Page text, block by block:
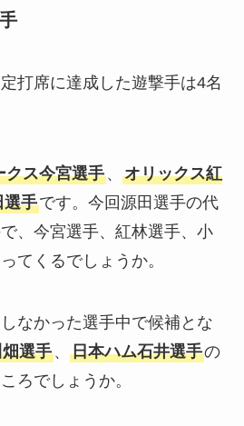
打席に達成した遊撃手は4名
クス今宮選手、 オリックス紅
選手です。今回源田選手の代
、今宮選手、紅林選手、小
てくるでしょうか。
なかった選手中で候補とな
選手、 日本ハム石井選手の
ろでしょうか。